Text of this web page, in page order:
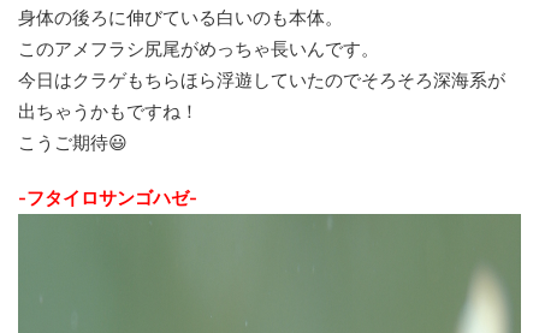
身体の後ろに伸びている白いのも本体。
このアメフラシ尻尾がめっちゃ長いんです。
今日はクラゲもちらほら浮遊していたのでそろそろ深海系が
出ちゃうかもですね！
こうご期待😃
-フタイロサンゴハゼ-